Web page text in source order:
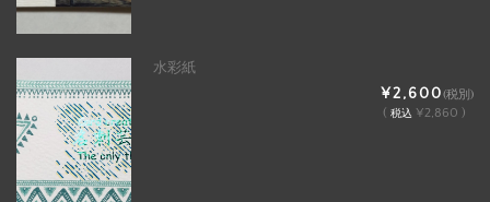
水彩紙
¥2,600(税別)
( 税込 ¥2,860 )